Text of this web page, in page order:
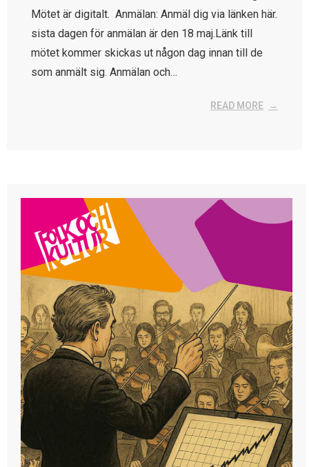
Mötet är digitalt. Anmälan: Anmäl dig via länken här.
sista dagen för anmälan är den 18 maj.Länk till
mötet kommer skickas ut någon dag innan till de
som anmält sig. Anmälan och…
READ MORE